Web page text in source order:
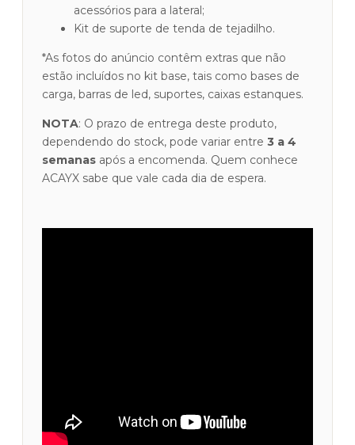
acessórios para a lateral;
Kit de suporte de tenda de tejadilho.
*As fotos do anúncio contêm extras que não
estão incluídos no kit base, tais como bases de
carga, barras de led, suportes, caixas estanques.
NOTA: O prazo de entrega deste produto,
dependendo do stock, pode variar entre 3 a 4
semanas após a encomenda. Quem conhece
ACAYX sabe que vale cada dia de espera.